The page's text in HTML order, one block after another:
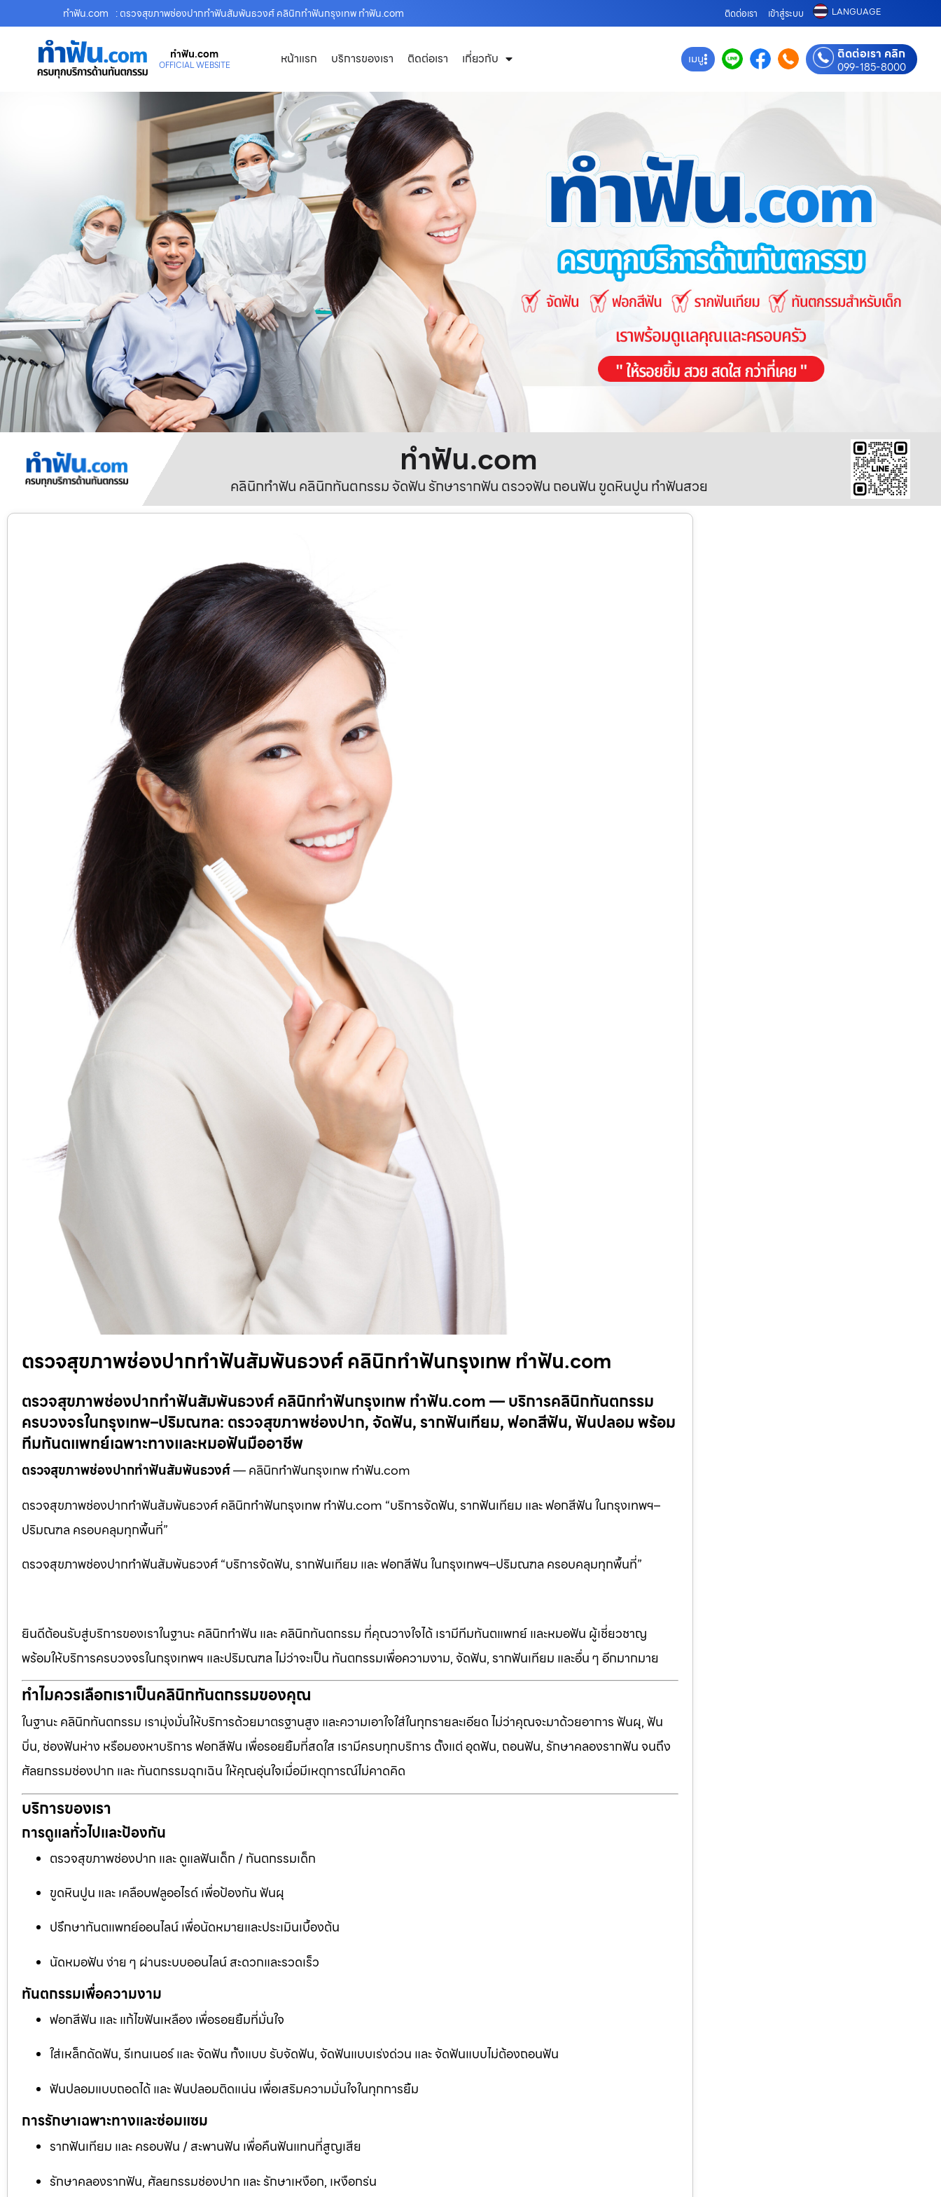
ทําฟัน.com : ตรวจสุขภาพช่องปากทำฟันสัมพันธวงศ์ คลินิกทำฟันกรุงเทพ ทำฟัน.com ติดต่อเรา เข้าสู่ระบบ LANGUAGE
ทําฟัน.com
OFFICIAL WEBSITE หน้าแรก บริการของเรา ติดต่อเรา เกี่ยวกับ เมนู ติดต่อเรา คลิก
099-185-8000
ทําฟัน.com
คลินิกทำฟัน คลินิกทันตกรรม จัดฟัน รักษารากฟัน ตรวจฟัน ถอนฟัน ขูดหินปูน ทำฟันสวย
ตรวจสุขภาพช่องปากทำฟันสัมพันธวงศ์ คลินิกทำฟันกรุงเทพ ทำฟัน.com
ตรวจสุขภาพช่องปากทำฟันสัมพันธวงศ์ คลินิกทำฟันกรุงเทพ ทำฟัน.com — บริการคลินิกทันตกรรม
ครบวงจรในกรุงเทพ–ปริมณฑล: ตรวจสุขภาพช่องปาก, จัดฟัน, รากฟันเทียม, ฟอกสีฟัน, ฟันปลอม พร้อม
ทีมทันตแพทย์เฉพาะทางและหมอฟันมืออาชีพ
ตรวจสุขภาพช่องปากทำฟันสัมพันธวงศ์— คลินิกทำฟันกรุงเทพ ทำฟัน.com
ตรวจสุขภาพช่องปากทำฟันสัมพันธวงศ์ คลินิกทำฟันกรุงเทพ ทำฟัน.com “บริการจัดฟัน, รากฟันเทียม และ ฟอกสีฟัน ในกรุงเทพฯ–
ปริมณฑล ครอบคลุมทุกพื้นที่”
ตรวจสุขภาพช่องปากทำฟันสัมพันธวงศ์ “บริการจัดฟัน, รากฟันเทียม และ ฟอกสีฟัน ในกรุงเทพฯ–ปริมณฑล ครอบคลุมทุกพื้นที่”
ยินดีต้อนรับสู่บริการของเราในฐานะ คลินิกทำฟัน และ คลินิกทันตกรรม ที่คุณวางใจได้ เรามีทีมทันตแพทย์ และหมอฟัน ผู้เชี่ยวชาญ
พร้อมให้บริการครบวงจรในกรุงเทพฯ และปริมณฑล ไม่ว่าจะเป็น ทันตกรรมเพื่อความงาม, จัดฟัน, รากฟันเทียม และอื่น ๆ อีกมากมาย
ทำไมควรเลือกเราเป็นคลินิกทันตกรรมของคุณ
ในฐานะ คลินิกทันตกรรม เรามุ่งมั่นให้บริการด้วยมาตรฐานสูง และความเอาใจใส่ในทุกรายละเอียด ไม่ว่าคุณจะมาด้วยอาการ ฟันผุ, ฟัน
บิ่น, ช่องฟันห่าง หรือมองหาบริการ ฟอกสีฟัน เพื่อรอยยิ้มที่สดใส เรามีครบทุกบริการ ตั้งแต่ อุดฟัน, ถอนฟัน, รักษาคลองรากฟัน จนถึง
ศัลยกรรมช่องปาก และ ทันตกรรมฉุกเฉิน ให้คุณอุ่นใจเมื่อมีเหตุการณ์ไม่คาดคิด
บริการของเรา
การดูแลทั่วไปและป้องกัน
ตรวจสุขภาพช่องปาก และ ดูแลฟันเด็ก / ทันตกรรมเด็ก
ขูดหินปูน และ เคลือบฟลูออไรด์ เพื่อป้องกัน ฟันผุ
ปรึกษาทันตแพทย์ออนไลน์ เพื่อนัดหมายและประเมินเบื้องต้น
นัดหมอฟัน ง่าย ๆ ผ่านระบบออนไลน์ สะดวกและรวดเร็ว
ทันตกรรมเพื่อความงาม
ฟอกสีฟัน และ แก้ไขฟันเหลือง เพื่อรอยยิ้มที่มั่นใจ
ใส่เหล็กดัดฟัน, รีเทนเนอร์ และ จัดฟัน ทั้งแบบ รับจัดฟัน, จัดฟันแบบเร่งด่วน และ จัดฟันแบบไม่ต้องถอนฟัน
ฟันปลอมแบบถอดได้ และ ฟันปลอมติดแน่น เพื่อเสริมความมั่นใจในทุกการยิ้ม
การรักษาเฉพาะทางและซ่อมแซม
รากฟันเทียม และ ครอบฟัน / สะพานฟัน เพื่อคืนฟันแทนที่สูญเสีย
รักษาคลองรากฟัน, ศัลยกรรมช่องปาก และ รักษาเหงือก, เหงือกร่น